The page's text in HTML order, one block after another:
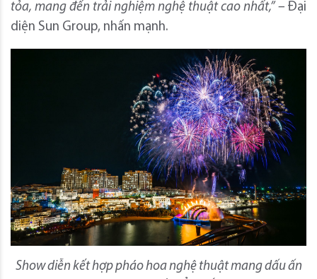
tỏa, mang đến trải nghiệm nghệ thuật cao nhất,” – Đại
diện Sun Group, nhấn mạnh.
Show diễn kết hợp pháo hoa nghệ thuật mang dấu ấn